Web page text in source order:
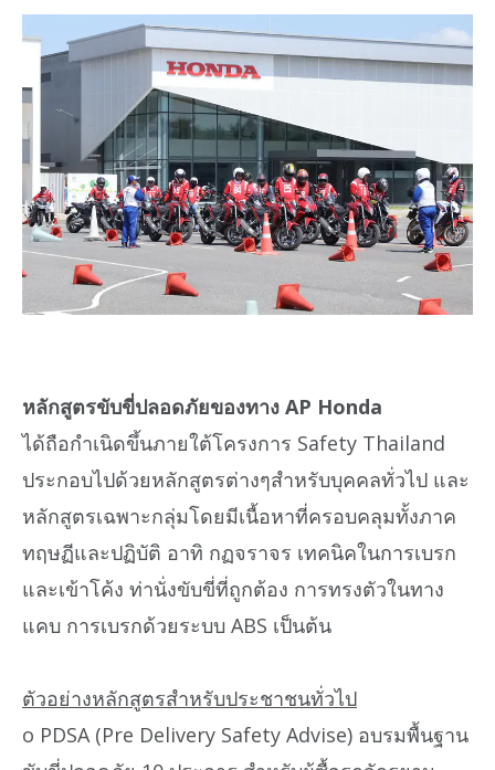
หลักสูตรขับขี่ปลอดภัยของทาง AP Honda
ได้ถือกำเนิดขึ้นภายใต้โครงการ Safety Thailand
ประกอบไปด้วยหลักสูตรต่างๆสำหรับบุคคลทั่วไป และ
หลักสูตรเฉพาะกลุ่มโดยมีเนื้อหาที่ครอบคลุมทั้งภาค
ทฤษฏีและปฏิบัติ อาทิ กฏจราจร เทคนิคในการเบรก
และเข้าโค้ง ท่านั่งขับขี่ที่ถูกต้อง การทรงตัวในทาง
แคบ การเบรกด้วยระบบ ABS เป็นต้น
ตัวอย่างหลักสูตรสำหรับประชาชนทั่วไป
o PDSA (Pre Delivery Safety Advise) อบรมพื้นฐาน